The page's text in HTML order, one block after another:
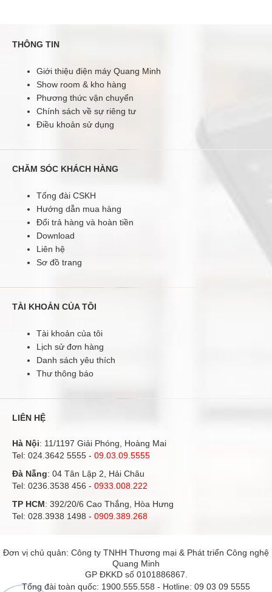
THÔNG TIN
Giới thiệu điện máy Quang Minh
Show room & kho hàng
Phương thức vận chuyển
Chính sách về sự riêng tư
Điều khoản sử dụng
CHĂM SÓC KHÁCH HÀNG
Tổng đài CSKH
Hướng dẫn mua hàng
Đổi trả hàng và hoàn tiền
Download
Liên hệ
Sơ đồ trang
TÀI KHOẢN CỦA TÔI
Tài khoản của tôi
Lịch sử đơn hàng
Danh sách yêu thích
Thư thông báo
LIÊN HỆ
Hà Nội: 11/1197 Giải Phóng, Hoàng Mai
Tel: 024.3642 5555 - 09.03.09.5555
Đà Nẵng: 04 Tân Lập 2, Hải Châu
Tel: 0236.3538 456 - 0933.008.222
TP HCM: 392/20/6 Cao Thắng, Hòa Hưng
Tel: 028.3938 1498 - 0909.389.268
Đơn vị chủ quản: Công ty TNHH Thương mại & Phát triển Công nghệ
Quang Minh
GP ĐKKD số 0101886867.
Tổng đài toàn quốc: 1900.555.558 - Hotline: 09 03 09 5555